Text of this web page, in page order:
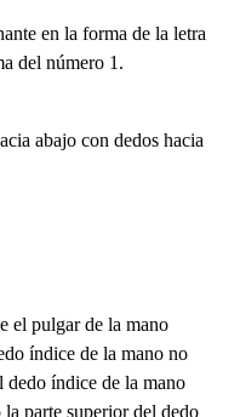
en la forma de la letra
del número 1.
abajo con dedos hacia
el pulgar de la mano
índice de la mano no
índice de la mano
parte superior del dedo